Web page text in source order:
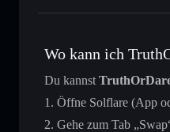
Wo kann ich
Du kannst
Öffne Solflare (App
Gehe zum Tab